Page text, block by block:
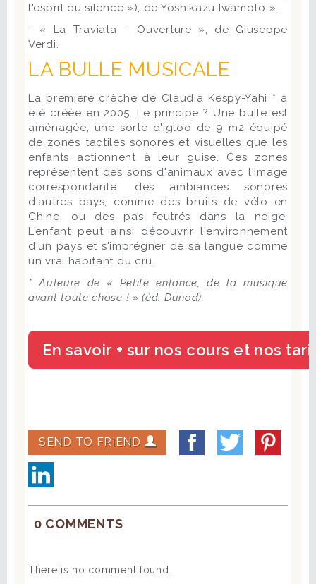
l'esprit du silence »), de Yoshikazu Iwamoto ».
- « La Traviata – Ouverture », de Giuseppe
Verdi.
LA BULLE MUSICALE
La première crèche de Claudia Kespy-Yahi * a
été créée en 2005. Le principe ? Une bulle est
aménagée, une sorte d'igloo de 9 m2 équipé
de zones tactiles sonores et visuelles que les
enfants actionnent à leur guise. Ces zones
représentent des sons d'animaux avec l'image
correspondante, des ambiances sonores
d'autres pays, comme des bruits de vélo en
Chine, ou des pas feutrés dans la neige.
L'enfant peut ainsi découvrir l'environnement
d'un pays et s'imprégner de sa langue comme
un vrai habitant du cru.
* Auteure de « Petite enfance, de la musique
avant toute chose ! » (éd. Dunod).
SEND TO FRIEND
0 COMMENTS
There is no comment found.